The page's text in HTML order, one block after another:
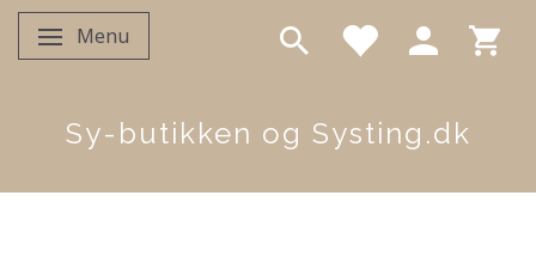
Skifte navigation
Menu
Sy-butikken og Systing.dk